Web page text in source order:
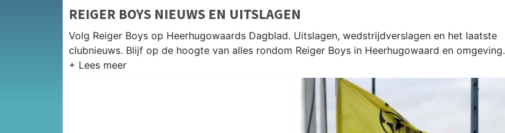
REIGER BOYS NIEUWS EN UITSLAGEN
Volg Reiger Boys op Heerhugowaards Dagblad. Uitslagen, wedstrijdverslagen en het laatste
clubnieuws. Blijf op de hoogte van alles rondom Reiger Boys in Heerhugowaard en omgeving.